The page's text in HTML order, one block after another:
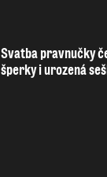
Svatba pravnučky
šperky i urozená